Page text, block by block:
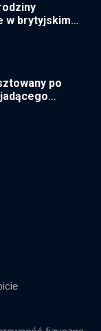
w brytyjskim
po